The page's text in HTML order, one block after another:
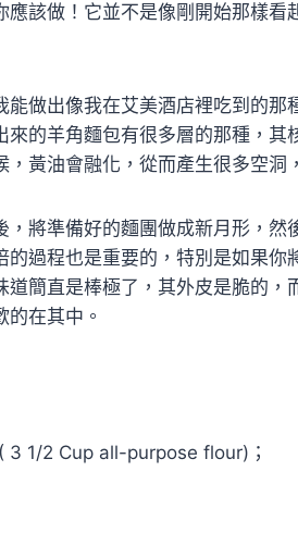
應該做！它並不是像剛開始那樣
能做出像我在艾美酒店裡吃到的
來的羊角麵包有很多層的那種，
，黃油會融化，從而產生很多空洞
，將準備好的麵團做成新月形，
的過程也是重要的，特別是如果
道簡直是棒極了，其外皮是脆的
的在其中。
3 1/2 Cup all-purpose flour)；